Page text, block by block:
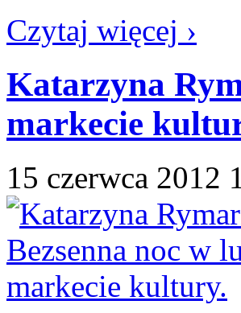
Czytaj więcej ›
Katarzyna
markecie
15 czerwca 2012